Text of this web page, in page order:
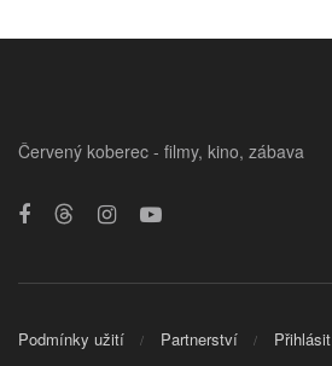
Červený koberec - filmy, kino, zábava
Podmínky užití Partnerství Přihlásit